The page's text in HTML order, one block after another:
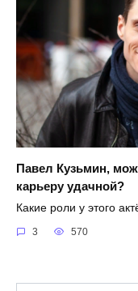
Павел Кузьмин,
карьеру удачной?
Какие роли у этого
3 570